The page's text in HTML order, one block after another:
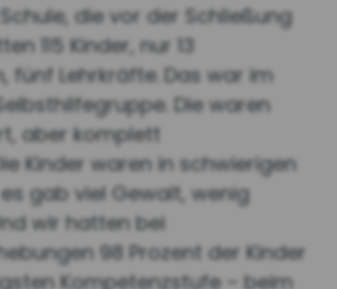
die vor der Schließung
115 Kinder, nur 13
fünf Lehrkräfte. Das war im
Die waren
aber komplett
Kinder waren in schwierigen
gab viel Gewalt, wenig
wir hatten bei
98 Prozent der Kinder
Kompetenzstufe – beim